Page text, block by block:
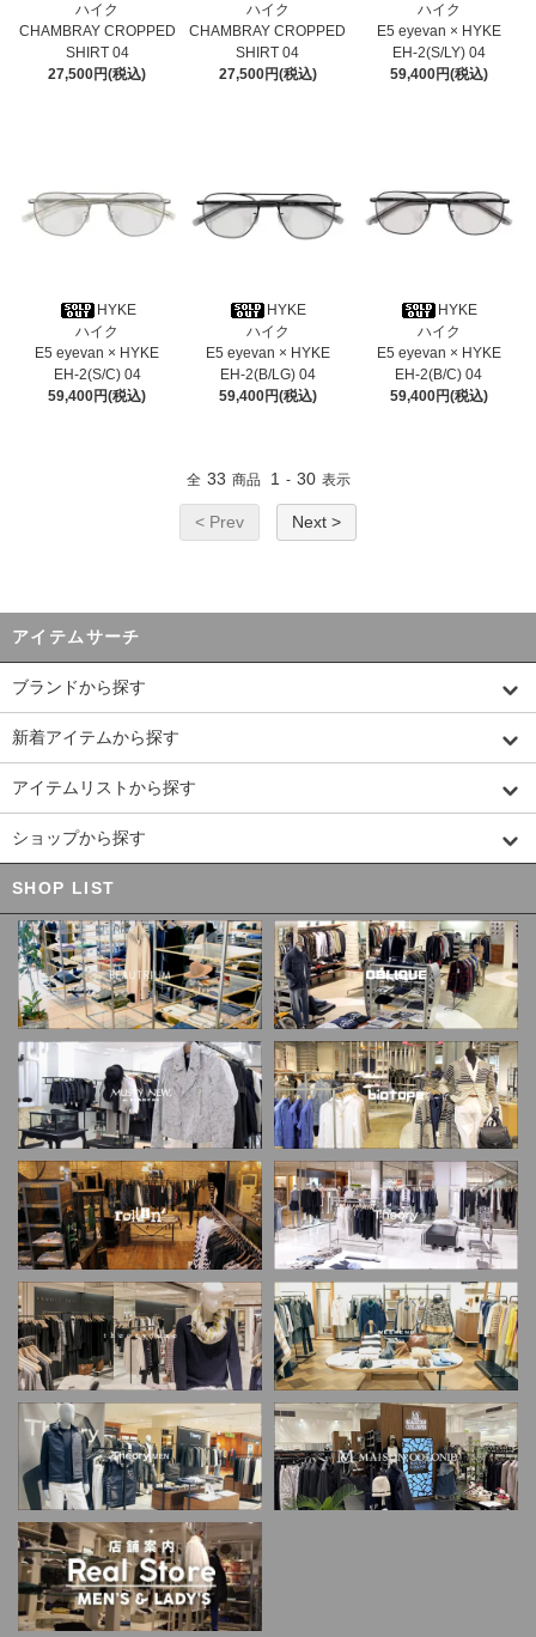
ハイク
CHAMBRAY CROPPED
SHIRT 04
27,500円(税込)
ハイク
CHAMBRAY CROPPED
SHIRT 04
27,500円(税込)
ハイク
E5 eyevan × HYKE
EH-2(S/LY) 04
59,400円(税込)
HYKE
ハイク
E5 eyevan × HYKE
EH-2(S/C) 04
59,400円(税込)
HYKE
ハイク
E5 eyevan × HYKE
EH-2(B/LG) 04
59,400円(税込)
HYKE
ハイク
E5 eyevan × HYKE
EH-2(B/C) 04
59,400円(税込)
全 33 商品 1 - 30 表示
< Prev Next >
アイテムサーチ
ブランドから探す
新着アイテムから探す
アイテムリストから探す
ショップから探す
SHOP LIST